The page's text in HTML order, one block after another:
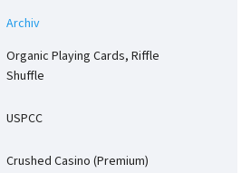
Archiv
Organic Playing Cards, Riffle
Shuffle
USPCC
Crushed Casino (Premium)